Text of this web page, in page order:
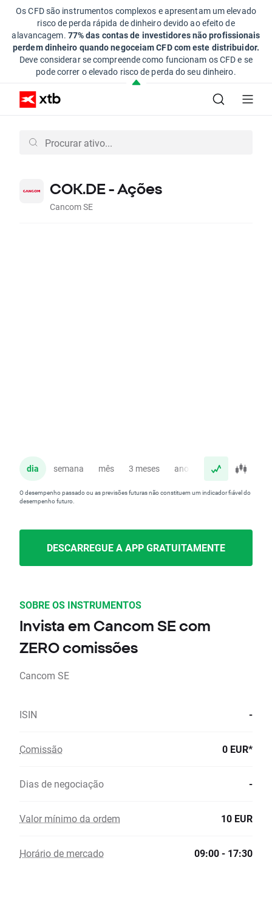
Os CFD são instrumentos complexos e apresentam um elevado
risco de perda rápida de dinheiro devido ao efeito de
alavancagem. 77% das contas de investidores não profissionais
perdem dinheiro quando negoceiam CFD com este distribuidor.
Deve considerar se compreende como funcionam os CFD e se
pode correr o elevado risco de perda do seu dinheiro.
COK.DE - Ações
Cancom SE
dia semana mês 3 meses ano
O desempenho passado ou as previsões futuras não constituem um indicador fiável do
desempenho futuro.
DESCARREGUE A APP GRATUITAMENTE
SOBRE OS INSTRUMENTOS
Invista em Cancom SE com
ZERO comissões
Cancom SE
ISIN -
Comissão 0 EUR*
Dias de negociação -
Valor mínimo da ordem 10 EUR
Horário de mercado 09:00 - 17:30